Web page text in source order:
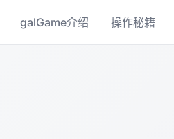
galGame介绍 操作秘籍